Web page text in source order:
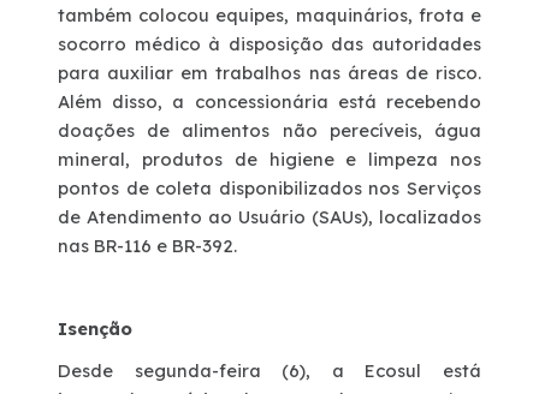
Dúvidas
Fornecedores
Trabalhe Conosco
Ouvidoria
WhatsApp
também colocou equipes, maquinários, frota e
socorro médico à disposição das autoridades
para auxiliar em trabalhos nas áreas de risco.
Além disso, a concessionária está recebendo
doações de alimentos não perecíveis, água
mineral, produtos de higiene e limpeza nos
pontos de coleta disponibilizados nos Serviços
de Atendimento ao Usuário (SAUs), localizados
nas BR-116 e BR-392.
Isenção
Desde segunda-feira (6), a Ecosul está